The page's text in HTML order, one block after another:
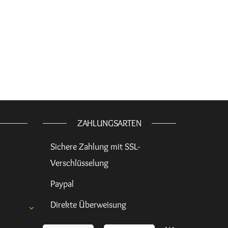
ZAHLUNGSARTEN
Sichere Zahlung mit SSL-
Verschlüsselung
Paypal
Direkte Überweisung